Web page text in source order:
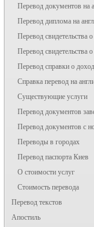
Перевод документов на
Перевод диплома на
Перевод свидетельства
Перевод свидетельства
Перевод справки о
Справка перевод на
Существующие услуги
Перевод документов
Перевод документов с
Переводы в городах
Перевод паспорта Киев
О стоимости услуг
Стоимость перевода
Перевод текстов
Апостиль